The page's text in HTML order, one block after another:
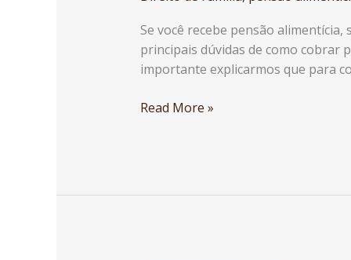
Se você recebe pensão
principais dúvidas de como cobrar
importante explicarmos que para
Read More »